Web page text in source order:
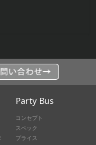
Party Bus
コンセプト
スペック
プライス